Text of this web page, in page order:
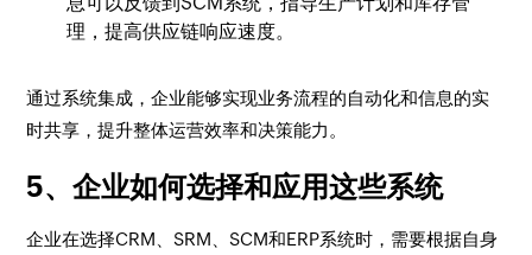
理，提高供应链响应速度。
通过系统集成，企业能够实现业务流程的自动化和信息的实
时共享，提升整体运营效率和决策能力。
5、企业如何选择和应用这些系统
企业在选择CRM、SRM、SCM和ERP系统时，需要根据自身